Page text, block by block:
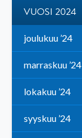
VUOSI 2024
joulukuu ’24
marraskuu ’24
lokakuu ’24
syyskuu ’24